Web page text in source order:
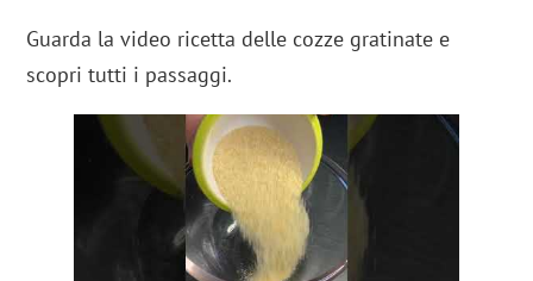
Guarda la video ricetta delle cozze gratinate e
scopri tutti i passaggi.